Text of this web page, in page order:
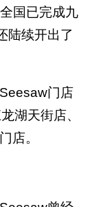
国已完成九
陆续开出了
门店
湖天街店、
店。